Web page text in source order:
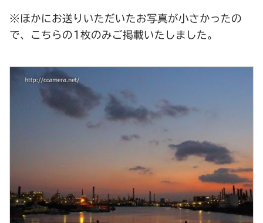
※ほかにお送りいただいたお写真が小さかったの
で、こちらの1枚のみご掲載いたしました。